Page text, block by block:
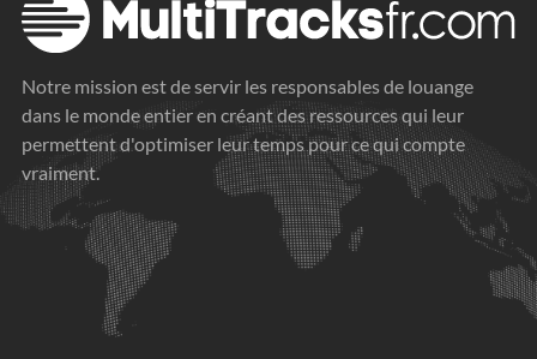
Notre mission est de servir les responsables de louange
dans le monde entier en créant des ressources qui leur
permettent d'optimiser leur temps pour ce qui compte
vraiment.